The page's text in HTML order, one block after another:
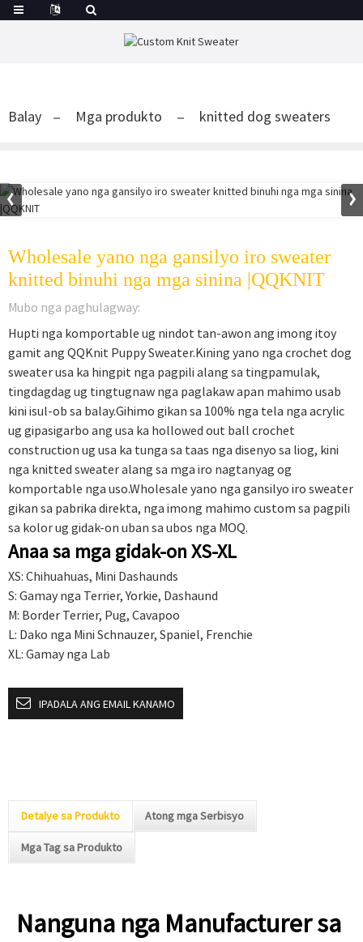
Balay Mga produkto knitted dog sweaters
Wholesale yano nga gansilyo iro sweater
knitted binuhi nga mga sinina |QQKNIT
Mubo nga paghulagway:
Hupti nga komportable ug nindot tan-awon ang imong itoy
gamit ang QQKnit Puppy Sweater.Kining yano nga crochet dog
sweater usa ka hingpit nga pagpili alang sa tingpamulak,
tingdagdag ug tingtugnaw nga paglakaw apan mahimo usab
kini isul-ob sa balay.Gihimo gikan sa 100% nga tela nga acrylic
ug gipasigarbo ang usa ka hollowed out ball crochet
construction ug usa ka tunga sa taas nga disenyo sa liog, kini
nga knitted sweater alang sa mga iro nagtanyag og
komportable nga uso.Wholesale yano nga gansilyo iro sweater
gikan sa pabrika direkta, nga imong mahimo custom sa pagpili
sa kolor ug gidak-on uban sa ubos nga MOQ.
Anaa sa mga gidak-on XS-XL
XS: Chihuahuas, Mini Dashaunds
S: Gamay nga Terrier, Yorkie, Dashaund
M: Border Terrier, Pug, Cavapoo
L: Dako nga Mini Schnauzer, Spaniel, Frenchie
XL: Gamay nga Lab
IPADALA ANG EMAIL KANAMO
Detalye sa Produkto Atong mga Serbisyo
Mga Tag sa Produkto
Nanguna nga Manufacturer sa